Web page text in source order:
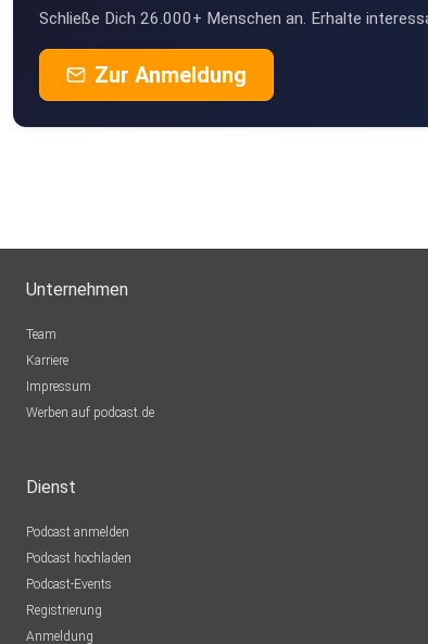
Schließe Dich 26.000+ Menschen an. Erhalte
Zur Anmeldung
Unternehmen
Team
Karriere
Impressum
Werben auf podcast.de
Dienst
Podcast anmelden
Podcast hochladen
Podcast-Events
Registrierung
Anmeldung